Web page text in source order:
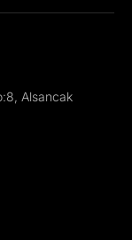
Alsancak